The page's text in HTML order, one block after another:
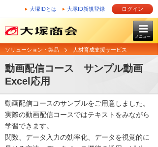
大塚IDとは 大塚ID新規登録 ログイン
メニュー
ソリューション・製品 人材育成支援サービス
動画配信コース サンプル動画
Excel応用
動画配信コースのサンプルをご用意しました。
実際の動画配信コースではテキストをみながら
学習できます。
関数、データ入力の効率化、データを視覚的に